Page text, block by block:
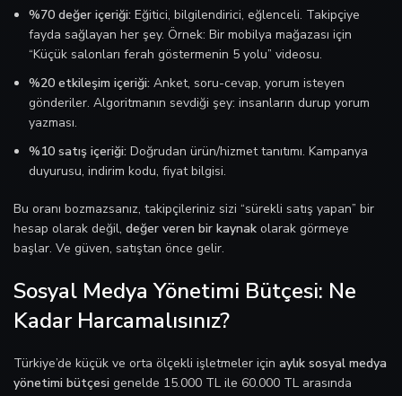
%70 değer içeriği: Eğitici, bilgilendirici, eğlenceli. Takipçiye
fayda sağlayan her şey. Örnek: Bir mobilya mağazası için
“Küçük salonları ferah göstermenin 5 yolu” videosu.
%20 etkileşim içeriği: Anket, soru-cevap, yorum isteyen
gönderiler. Algoritmanın sevdiği şey: insanların durup yorum
yazması.
%10 satış içeriği: Doğrudan ürün/hizmet tanıtımı. Kampanya
duyurusu, indirim kodu, fiyat bilgisi.
Bu oranı bozmazsanız, takipçileriniz sizi “sürekli satış yapan” bir
hesap olarak değil, değer veren bir kaynak olarak görmeye
başlar. Ve güven, satıştan önce gelir.
Sosyal Medya Yönetimi Bütçesi: Ne
Kadar Harcamalısınız?
Türkiye’de küçük ve orta ölçekli işletmeler için aylık sosyal medya
yönetimi bütçesi genelde 15.000 TL ile 60.000 TL arasında